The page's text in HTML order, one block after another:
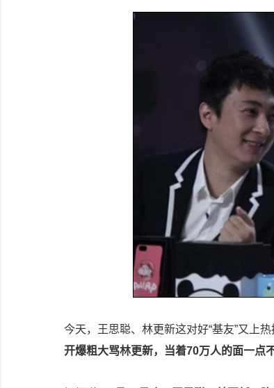
今天，王思聪、林更新这对好“基友”又上
开爆粗大骂林更新，当着70万人的面一点